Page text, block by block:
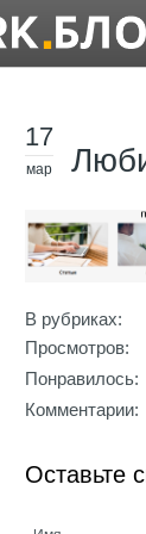
17
мар
В рубриках:
Просмотров:
Понравилось:
Комментарии:
Оставьте